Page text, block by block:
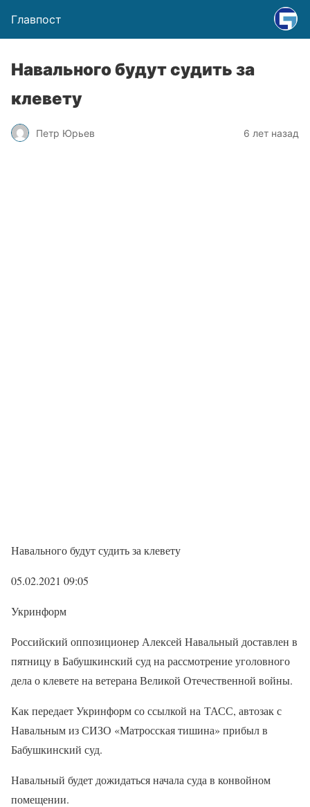
Главпост
Навального будут судить за
клевету
Петр Юрьев 6 лет назад
Навального будут судить за клевету
05.02.2021 09:05
Укринформ
Российский оппозиционер Алексей Навальный доставлен в
пятницу в Бабушкинский суд на рассмотрение уголовного
дела о клевете на ветерана Великой Отечественной войны.
Как передает Укринформ со ссылкой на ТАСС, автозак с
Навальным из СИЗО «Матросская тишина» прибыл в
Бабушкинский суд.
Навальный будет дожидаться начала суда в конвойном
помещении.